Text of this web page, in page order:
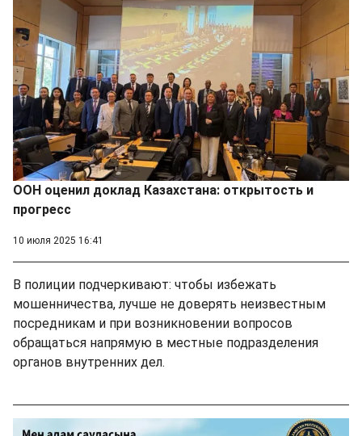
ООН оценил доклад Казахстана: открытость и
прогресс
10 июля 2025 16:41
В полиции подчеркивают: чтобы избежать
мошенничества, лучше не доверять неизвестным
посредникам и при возникновении вопросов
обращаться напрямую в местные подразделения
органов внутренних дел.